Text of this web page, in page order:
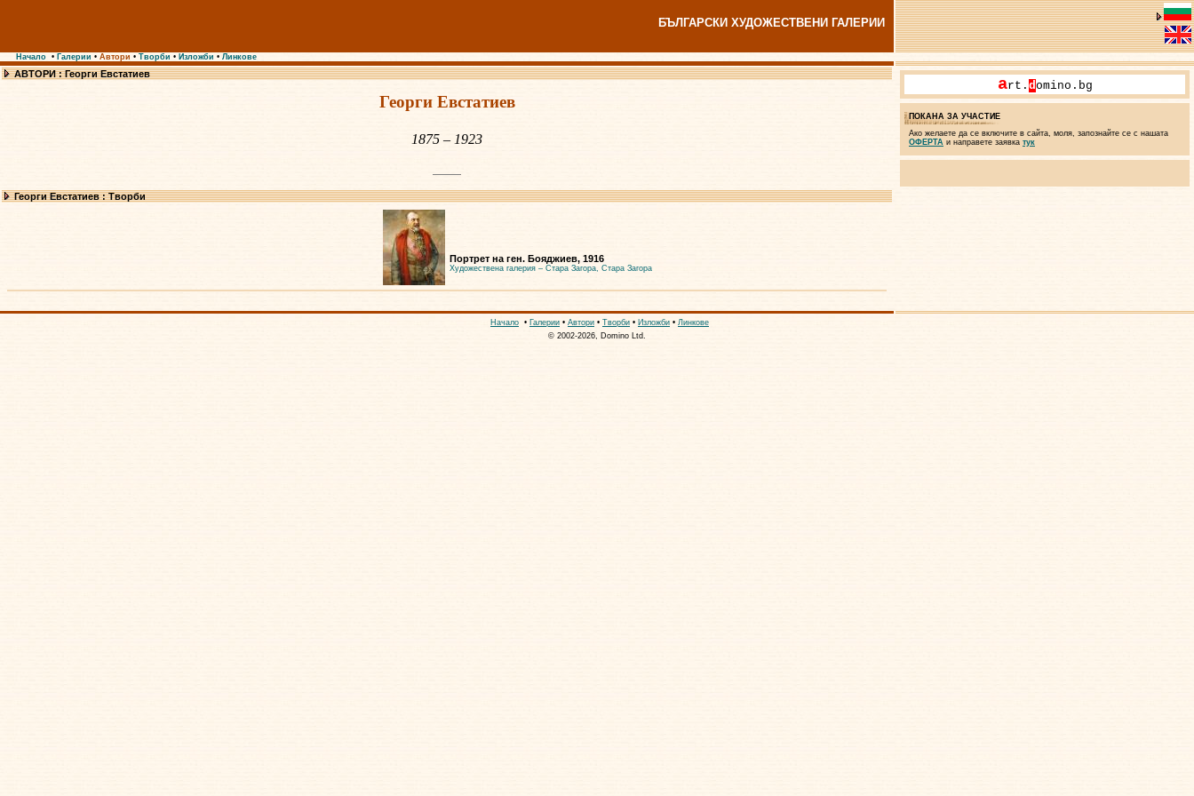
БЪЛГАРСКИ ХУДОЖЕСТВЕНИ ГАЛЕРИИ
Начало • Галерии • Автори • Творби • Изложби • Линкове
АВТОРИ : Георги Евстатиев
Георги Евстатиев
1875 – 1923
Георги Евстатиев : Творби
Портрет на ген. Бояджиев, 1916
Художествена галерия – Стара Загора, Стара Загора
art. domino.bg
ПОКАНА ЗА УЧАСТИЕ
Ако желаете да се включите в сайта, моля, запознайте се с нашата
ОФЕРТА и направете заявка тук
Начало • Галерии • Автори • Творби • Изложби • Линкове
© 2002-2026, Domino Ltd.